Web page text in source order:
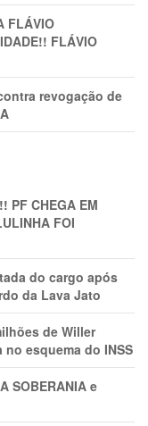
FLÁVIO
FLÁVIO
revogação de
PF CHEGA EM
FOI
do cargo após
da Lava Jato
de Willer
esquema do INSS
SOBERANIA e